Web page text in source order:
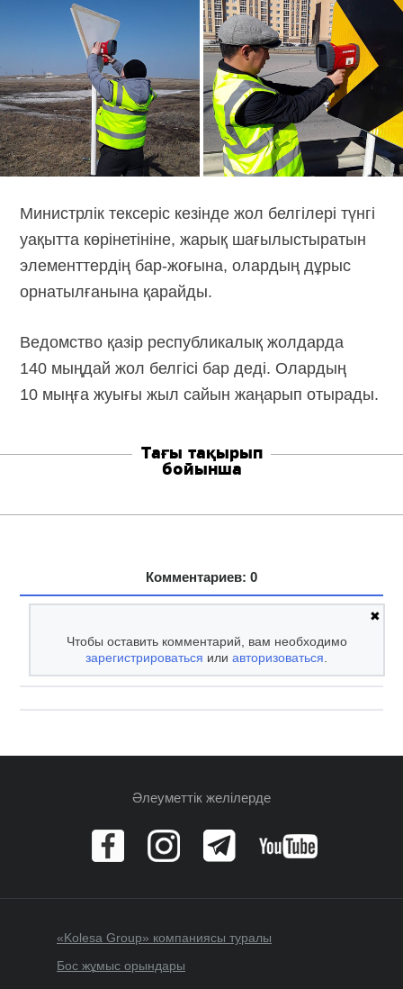
Министрлік тексеріс кезінде жол белгілері түнгі
уақытта көрінетініне, жарық шағылыстыратын
элементтердің бар-жоғына, олардың дұрыс
орнатылғанына қарайды.
Ведомство қазір республикалық жолдарда
140 мыңдай жол белгісі бар деді. Олардың
10 мыңға жуығы жыл сайын жаңарып отырады.
Тағы тақырып
бойынша
Комментариев: 0
✖
Чтобы оставить комментарий, вам необходимо
зарегистрироваться илиавторизоваться
Әлеуметтік желілерде
«Kolesa Group» компаниясы туралы
Бос жұмыс орындары